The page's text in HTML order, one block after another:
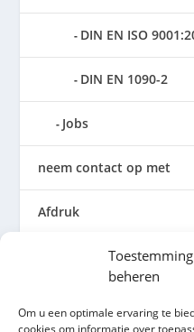
beheren
Om u een optimale ervaring te
DIN EN ISO
DIN EN 1090-2
Jobs
neem contact op met
Afdruk
Algemene